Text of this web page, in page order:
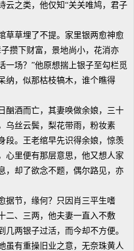
云之类，他仅知“关关唯鸠，君子
草埋了不提。家里银两愈神愈
攒下财富，景地尚小，花消亦
一场？”他原想揣上银子至勾栏觅
纳，似那枯枝犒木，谁个瞧得
酒而亡，其妻唤做余娘，三十
乌丝云鬓，梨花带雨，粉妆素
段。王老绾早先识得余娘，惊羡
心里便有那层意思，他又想人家
，却了欲念不题，偶尔路见，亦
节，缘何？只因肖三平生嗜
二、三两，他夫妻一直入不敷
两银子过活，而今却不方便。
虽有重操旧业之意，无奈珠黄人